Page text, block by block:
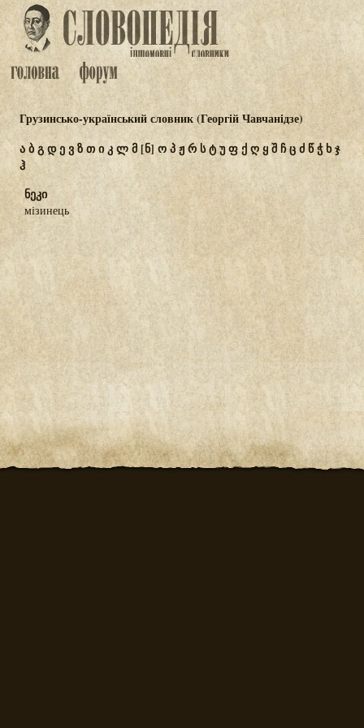
Грузинсько-український словник (Георгій Чавчанідзе)
აბგდევზთიკლმ[ნ] ოპჟრ სტუფქღყშჩცძწჭხჯ
ჰ
ნეკი
мізинець